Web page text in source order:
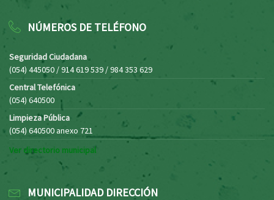
NÚMEROS DE TELÉFONO
Seguridad Ciudadana
(054) 445050 / 914 619 539 / 984 353 629
Central Telefónica
(054) 640500
Limpieza Pública
(054) 640500 anexo 721
Ver directorio municipal
MUNICIPALIDAD DIRECCIÓN